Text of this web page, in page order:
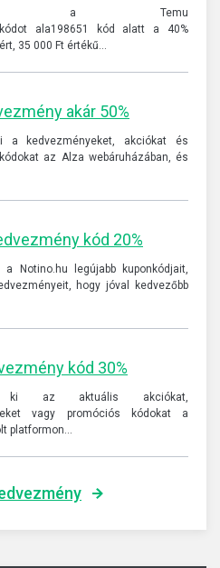
a Temu
ala198651 kód alatt a 40%
35 000 Ft értékű…
akár 50%
a kedvezményeket, akciókat és
az Alza webáruházában, és
kód 20%
a Notino.hu legújabb kuponkódjait,
hogy jóval kedvezőbb
kód 30%
ki az aktuális akciókat,
vagy promóciós kódokat a
platformon…